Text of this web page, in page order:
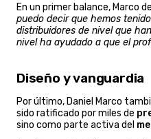
En un primer balance, Marco
puedo decir que hemos
distribuidores de nivel que
nivel ha ayudado a que el
Diseño y vanguardia
Por último, Daniel Marco
sido ratificado por miles de
sino como parte activa del